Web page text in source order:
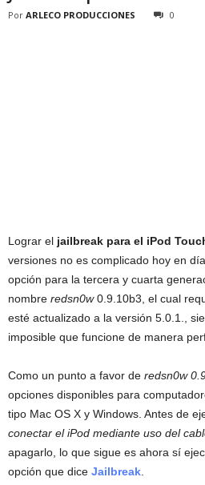
Por ARLECO PRODUCCIONES 0
Lograr el jailbreak para el iPod
versiones no es complicado hoy en
opción para la tercera y cuarta
nombre redsn0w0.9.10b3, el cual
esté actualizado a la versión 5.0.1.,
imposible que funcione de manera
Como un punto a favor de redsn0w
opciones disponibles para
tipo Mac OS X y Windows. Antes de
conectar el iPod mediante uso del
apagarlo, lo que sigue es ahora sí
opción que dice Jailbreak